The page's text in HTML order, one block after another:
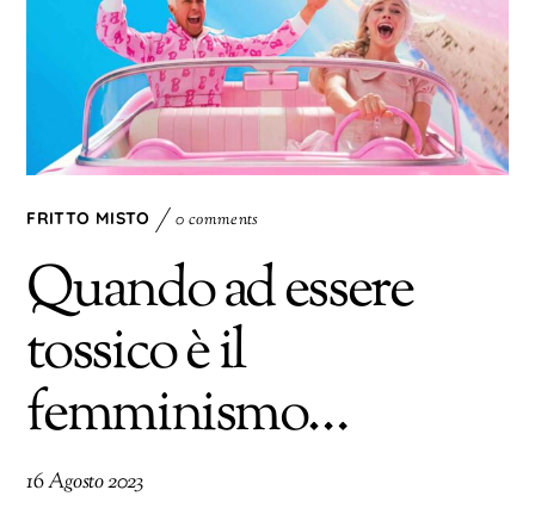
FRITTO MISTO 0 comments
Quando ad essere
tossico è il
femminismo…
16 Agosto 2023